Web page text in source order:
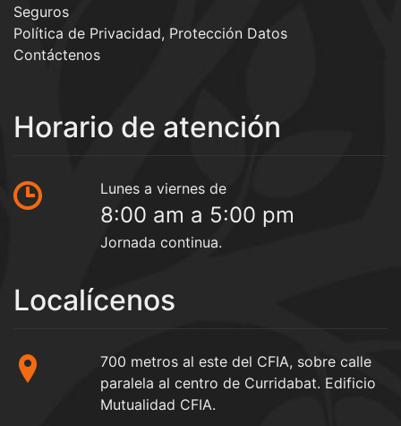
Seguros
Política de Privacidad, Protección Datos
Contáctenos
Horario de atención
Lunes a viernes de
8:00 am a 5:00 pm
Jornada continua.
Localícenos
700 metros al este del CFIA, sobre calle
paralela al centro de Curridabat. Edificio
Mutualidad CFIA.